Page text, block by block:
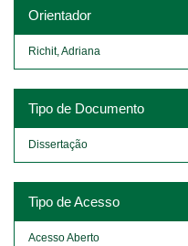
Orientador
Richit, Adriana
Tipo de Documento
Dissertação
Tipo de Acesso
Acesso Aberto